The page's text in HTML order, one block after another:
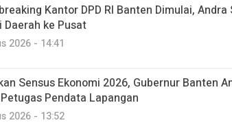
Kantor DPD RI Banten Dimulai,
Daerah ke Pusat
2026 - 14:41
Sensus Ekonomi 2026, Gubernur Banten
Pendata Lapangan
2026 - 13:52